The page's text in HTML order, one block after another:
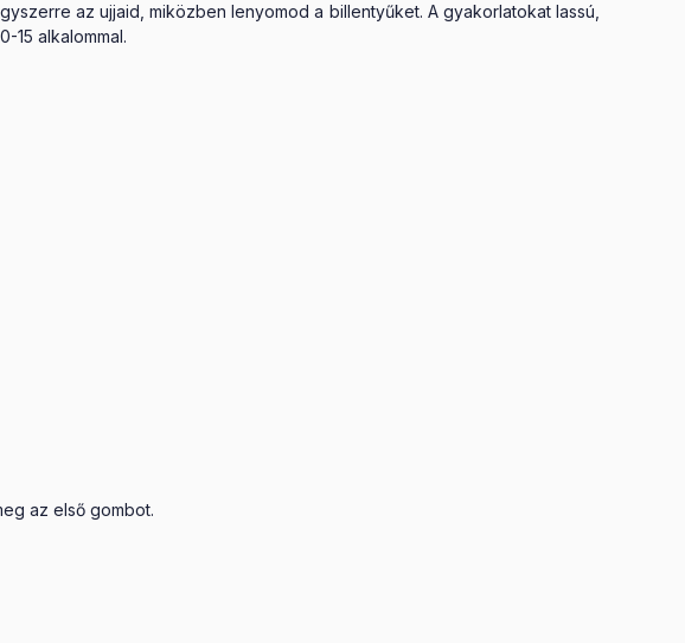
az ujjaid, miközben lenyomod a billentyűket. A gyakorlatokat lassú,
15 alkalommal.
az első gombot.